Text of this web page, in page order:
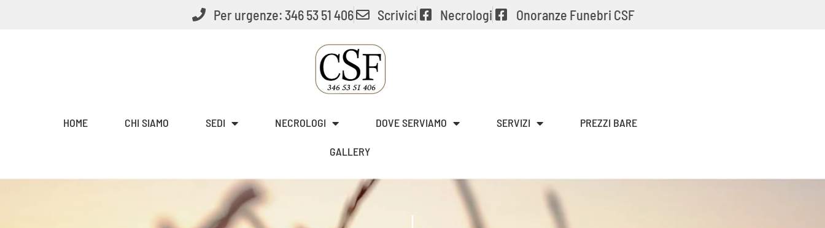
Per urgenze: 346 53 51 406 Scrivici Necrologi Onoranze Funebri CSF
HOME CHI SIAMO SEDI NECROLOGI DOVE SERVIAMO SERVIZI PREZZI BARE
GALLERY